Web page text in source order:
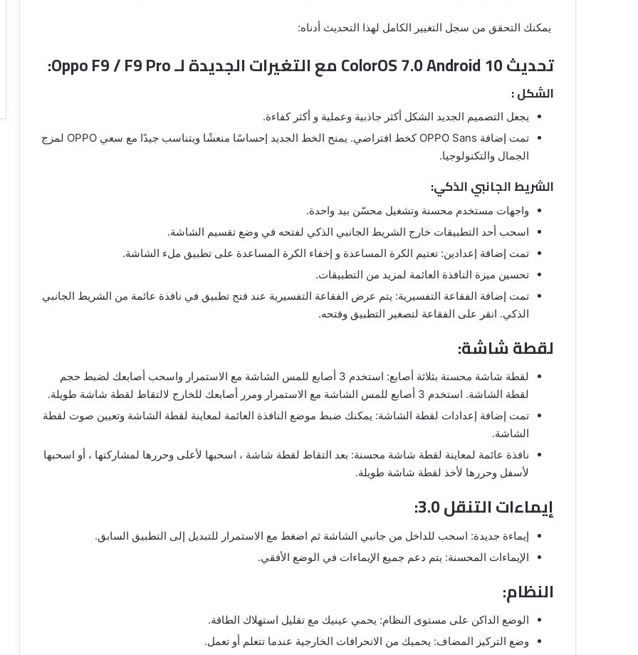
يمكنك التحقق من سجل التغيير الكامل لهذا التحديث أدناه:
تحديث ColorOS 7.0 Android 10 مع التغيرات الجديدة لـ Oppo F9 / F9 Pro:
الشكل :
يجعل التصميم الجديد الشكل أكثر جاذبية وعملية و أكثر كفاءة.
تمت إضافة OPPO Sans كخط افتراضي. يمنح الخط الجديد إحساسًا منعشًا ويتناسب جيدًا مع سعي OPPO لمزج
الجمال والتكنولوجيا.
الشريط الجانبي الذكي:
واجهات مستخدم محسنة وتشغيل محسّن بيد واحدة.
اسحب أحد التطبيقات خارج الشريط الجانبي الذكي لفتحه في وضع تقسيم الشاشة.
تمت إضافة إعدادين: تعتيم الكرة المساعدة و إخفاء الكرة المساعدة على تطبيق ملء الشاشة.
تحسين ميزة النافذة العائمة لمزيد من التطبيقات.
تمت إضافة الفقاعة التفسيرية: يتم عرض الفقاعة التفسيرية عند فتح تطبيق في نافذة عائمة من الشريط الجانبي
الذكي. انقر على الفقاعة لتصغير التطبيق وفتحه.
لقطة شاشة:
لقطة شاشة محسنة بثلاثة أصابع: استخدم 3 أصابع للمس الشاشة مع الاستمرار واسحب أصابعك لضبط حجم
لقطة الشاشة. استخدم 3 أصابع للمس الشاشة مع الاستمرار ومرر أصابعك للخارج لالتقاط لقطة شاشة طويلة.
تمت إضافة إعدادات لقطة الشاشة: يمكنك ضبط موضع النافذة العائمة لمعاينة لقطة الشاشة وتعيين صوت لقطة
الشاشة.
نافذة عائمة لمعاينة لقطة شاشة محسنة: بعد التقاط لقطة شاشة ، اسحبها لأعلى وحررها لمشاركتها ، أو اسحبها
لأسفل وحررها لأخذ لقطة شاشة طويلة.
إيماءات التنقل 3.0:
إيماءة جديدة: اسحب للداخل من جانبي الشاشة ثم اضغط مع الاستمرار للتبديل إلى التطبيق السابق.
الإيماءات المحسنة: يتم دعم جميع الإيماءات في الوضع الأفقي.
النظام:
الوضع الداكن على مستوى النظام: يحمي عينيك مع تقليل استهلاك الطاقة.
وضع التركيز المضاف: يحميك من الانحرافات الخارجية عندما تتعلم أو تعمل.